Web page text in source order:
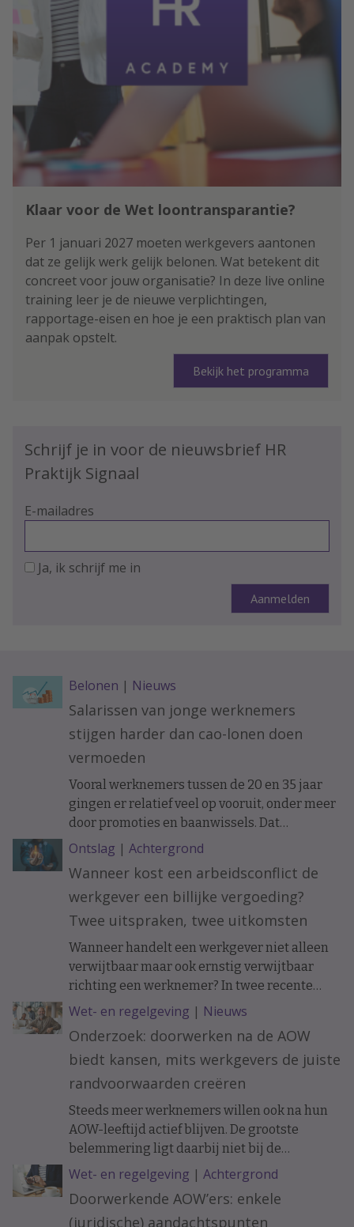
Klaar voor de Wet loontransparantie?
Per 1 januari 2027 moeten werkgevers aantonen
dat ze gelijk werk gelijk belonen. Wat betekent dit
concreet voor jouw organisatie? In deze live online
training leer je de nieuwe verplichtingen,
rapportage-eisen en hoe je een praktisch plan van
aanpak opstelt.
Bekijk het programma
Schrijf je in voor de nieuwsbrief HR
Praktijk Signaal
E-mailadres
Ja, ik schrijf me in
Belonen | Nieuws
Salarissen van jonge werknemers
stijgen harder dan cao-lonen doen
vermoeden
Vooral werknemers tussen de 20 en 35 jaar
gingen er relatief veel op vooruit, onder meer
door promoties en baanwissels. Dat
constateren economen van ABN Amro in
vakblad ESB, meldt De Telegraaf.
Ontslag | Achtergrond
Wanneer kost een arbeidsconflict de
werkgever een billijke vergoeding?
Twee uitspraken, twee uitkomsten
Wanneer handelt een werkgever niet alleen
verwijtbaar maar ook ernstig verwijtbaar
richting een werknemer? In twee recente
uitspraken werd de arbeidsovereenkomst
ontbonden op initiatief van de werknemer. In
het ene geval moest de werkgever een forse
billijke vergoeding betalen, in het andere
geval hoefde dat niet.
Wet- en regelgeving | Nieuws
Onderzoek: doorwerken na de AOW
biedt kansen, mits werkgevers de juiste
randvoorwaarden creëren
Steeds meer werknemers willen ook na hun
AOW-leeftijd actief blijven. De grootste
belemmering ligt daarbij niet bij de
doorwerkers zelf, maar bij de organisatie.
Wet- en regelgeving | Achtergrond
Doorwerkende AOW’ers: enkele
(juridische) aandachtspunten